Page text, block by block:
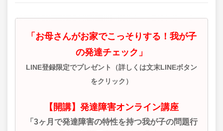
「お母さんがお家でこっそりする！我が子
の発達チェック」
LINE登録限定でプレゼント（詳しくは文末LINEボタン
をクリック）
【開講】発達障害オンライン講座
「3ヶ月で発達障害の特性を持つ我が子の問題行